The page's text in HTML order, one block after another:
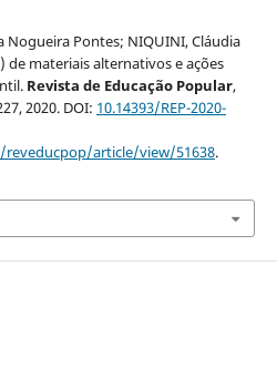
Nogueira Pontes; NIQUINI, Cláudia
de materiais alternativos e ações
Revista de Educação Popular,
2020. DOI: 10.14393/REP-2020-
article/view/51638.